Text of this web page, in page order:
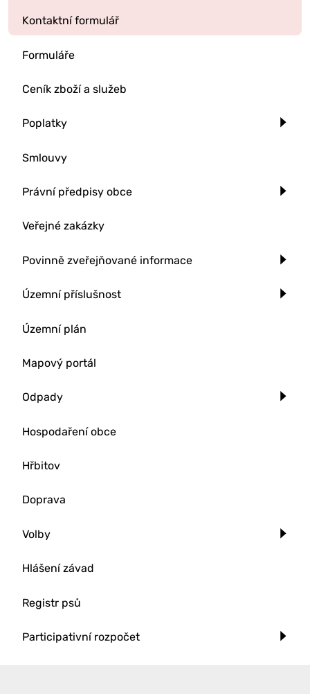
Kontaktní formulář
Formuláře
Ceník zboží a služeb
Poplatky
Smlouvy
Právní předpisy obce
Veřejné zakázky
Povinně zveřejňované informace
Územní příslušnost
Územní plán
Mapový portál
Odpady
Hospodaření obce
Hřbitov
Doprava
Volby
Hlášení závad
Registr psů
Participativní rozpočet